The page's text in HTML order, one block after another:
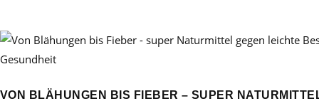
Gesundheit
VON BLÄHUNGEN BIS FIEBER – SUPER